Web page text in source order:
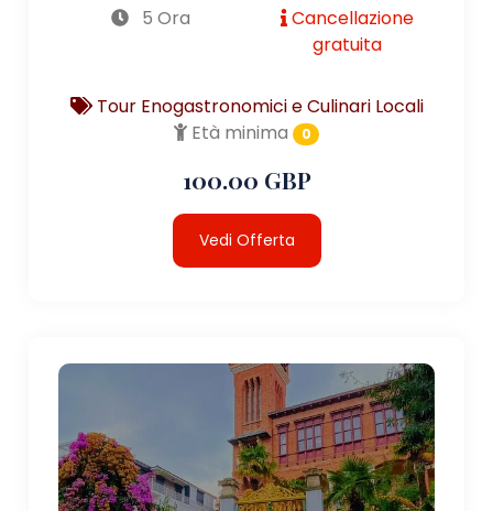
5 Ora
Cancellazione
gratuita
Tour Enogastronomici e Culinari Locali
Età minima
0
100.00 GBP
Vedi Offerta